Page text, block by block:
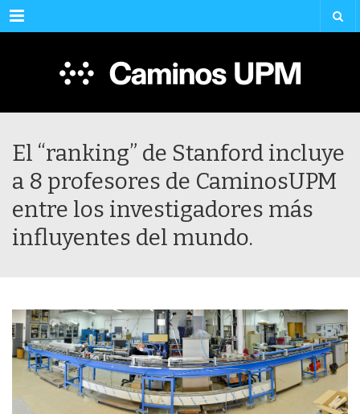
Menu
El “ranking” de Stanford incluye
a 8 profesores de CaminosUPM
entre los investigadores más
influyentes del mundo.